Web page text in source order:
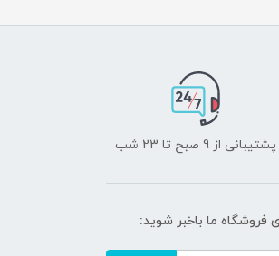
پشتیبانی از 9 صبح تا 23 شب
فروشگاه ما باخبر شوید: